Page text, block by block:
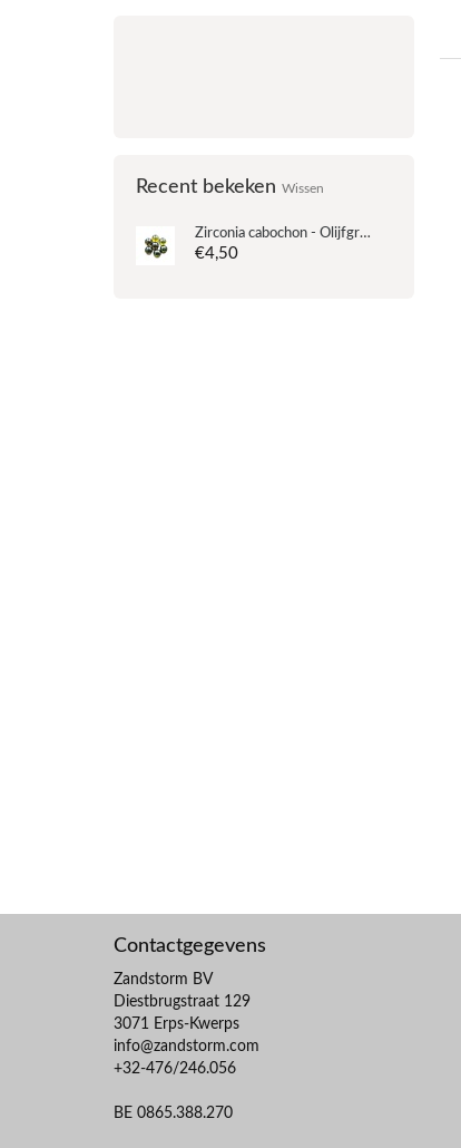
Recent bekeken Wissen
Zirconia cabochon - Olijfgroen - maten: 4-6-8 mm
€4,50
Contactgegevens
Zandstorm BV
Diestbrugstraat 129
3071 Erps-Kwerps
info@zandstorm.com
+32-476/246.056
BE 0865.388.270